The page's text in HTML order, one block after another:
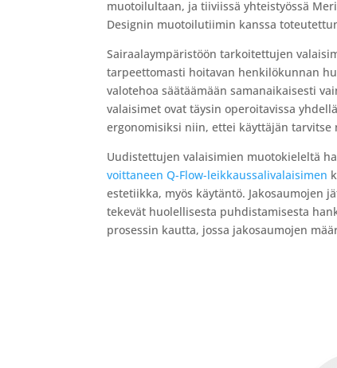
muotoilultaan, ja tiiviissä yhteistyössä
Designin muotoilutiimin kanssa
Sairaalaympäristöön tarkoitettujen
tarpeettomasti hoitavan henkilökunnan
valotehoa säätäämään samanaikaisesti
valaisimet ovat täysin operoitavissa
ergonomisiksi niin, ettei käyttäjän tarvitse
Uudistettujen valaisimien muotokieleltä
voittaneen Q-Flow-leikkaussalivalaisimen
estetiikka, myös käytäntö.
tekevät huolellisesta puhdistamisesta
prosessin kautta, jossa jakosaumojen